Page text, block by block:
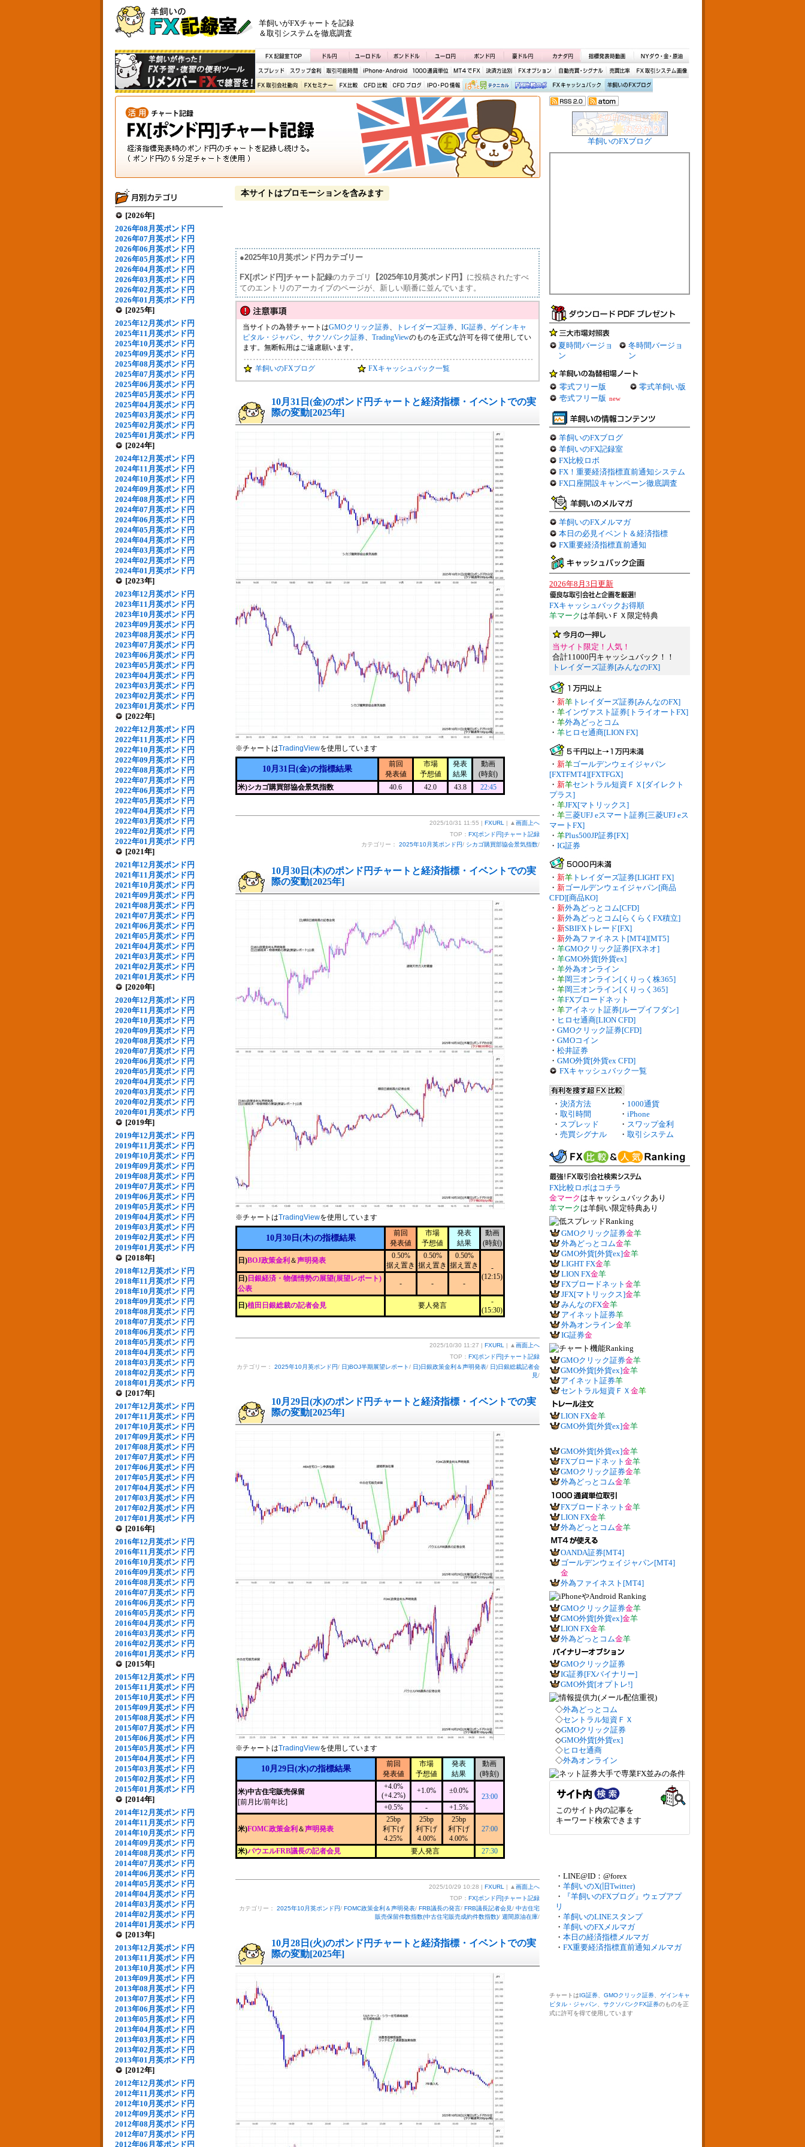
羊飼いがFXチャートを記録
＆取引システムを徹底調査
[2026年]
2026年08月英ポンド円
2026年07月英ポンド円
2026年06月英ポンド円
2026年05月英ポンド円
2026年04月英ポンド円
2026年03月英ポンド円
2026年02月英ポンド円
2026年01月英ポンド円
[2025年]
2025年12月英ポンド円
2025年11月英ポンド円
2025年10月英ポンド円
2025年09月英ポンド円
2025年08月英ポンド円
2025年07月英ポンド円
2025年06月英ポンド円
2025年05月英ポンド円
2025年04月英ポンド円
2025年03月英ポンド円
2025年02月英ポンド円
2025年01月英ポンド円
[2024年]
2024年12月英ポンド円
2024年11月英ポンド円
2024年10月英ポンド円
2024年09月英ポンド円
2024年08月英ポンド円
2024年07月英ポンド円
2024年06月英ポンド円
2024年05月英ポンド円
2024年04月英ポンド円
2024年03月英ポンド円
2024年02月英ポンド円
2024年01月英ポンド円
[2023年]
2023年12月英ポンド円
2023年11月英ポンド円
2023年10月英ポンド円
2023年09月英ポンド円
2023年08月英ポンド円
2023年07月英ポンド円
2023年06月英ポンド円
2023年05月英ポンド円
2023年04月英ポンド円
2023年03月英ポンド円
2023年02月英ポンド円
2023年01月英ポンド円
[2022年]
2022年12月英ポンド円
2022年11月英ポンド円
2022年10月英ポンド円
2022年09月英ポンド円
2022年08月英ポンド円
2022年07月英ポンド円
2022年06月英ポンド円
2022年05月英ポンド円
2022年04月英ポンド円
2022年03月英ポンド円
2022年02月英ポンド円
2022年01月英ポンド円
[2021年]
2021年12月英ポンド円
2021年11月英ポンド円
2021年10月英ポンド円
2021年09月英ポンド円
2021年08月英ポンド円
2021年07月英ポンド円
2021年06月英ポンド円
2021年05月英ポンド円
2021年04月英ポンド円
2021年03月英ポンド円
2021年02月英ポンド円
2021年01月英ポンド円
[2020年]
2020年12月英ポンド円
2020年11月英ポンド円
2020年10月英ポンド円
2020年09月英ポンド円
2020年08月英ポンド円
2020年07月英ポンド円
2020年06月英ポンド円
2020年05月英ポンド円
2020年04月英ポンド円
2020年03月英ポンド円
2020年02月英ポンド円
2020年01月英ポンド円
[2019年]
2019年12月英ポンド円
2019年11月英ポンド円
2019年10月英ポンド円
2019年09月英ポンド円
2019年08月英ポンド円
2019年07月英ポンド円
2019年06月英ポンド円
2019年05月英ポンド円
2019年04月英ポンド円
2019年03月英ポンド円
2019年02月英ポンド円
2019年01月英ポンド円
[2018年]
2018年12月英ポンド円
2018年11月英ポンド円
2018年10月英ポンド円
2018年09月英ポンド円
2018年08月英ポンド円
2018年07月英ポンド円
2018年06月英ポンド円
2018年05月英ポンド円
2018年04月英ポンド円
2018年03月英ポンド円
2018年02月英ポンド円
2018年01月英ポンド円
[2017年]
2017年12月英ポンド円
2017年11月英ポンド円
2017年10月英ポンド円
2017年09月英ポンド円
2017年08月英ポンド円
2017年07月英ポンド円
2017年06月英ポンド円
2017年05月英ポンド円
2017年04月英ポンド円
2017年03月英ポンド円
2017年02月英ポンド円
2017年01月英ポンド円
[2016年]
2016年12月英ポンド円
2016年11月英ポンド円
2016年10月英ポンド円
2016年09月英ポンド円
2016年08月英ポンド円
2016年07月英ポンド円
2016年06月英ポンド円
2016年05月英ポンド円
2016年04月英ポンド円
2016年03月英ポンド円
2016年02月英ポンド円
2016年01月英ポンド円
[2015年]
2015年12月英ポンド円
2015年11月英ポンド円
2015年10月英ポンド円
2015年09月英ポンド円
2015年08月英ポンド円
2015年07月英ポンド円
2015年06月英ポンド円
2015年05月英ポンド円
2015年04月英ポンド円
2015年03月英ポンド円
2015年02月英ポンド円
2015年01月英ポンド円
[2014年]
2014年12月英ポンド円
2014年11月英ポンド円
2014年10月英ポンド円
2014年09月英ポンド円
2014年08月英ポンド円
2014年07月英ポンド円
2014年06月英ポンド円
2014年05月英ポンド円
2014年04月英ポンド円
2014年03月英ポンド円
2014年02月英ポンド円
2014年01月英ポンド円
[2013年]
2013年12月英ポンド円
2013年11月英ポンド円
2013年10月英ポンド円
2013年09月英ポンド円
2013年08月英ポンド円
2013年07月英ポンド円
2013年06月英ポンド円
2013年05月英ポンド円
2013年04月英ポンド円
2013年03月英ポンド円
2013年02月英ポンド円
2013年01月英ポンド円
[2012年]
2012年12月英ポンド円
2012年11月英ポンド円
2012年10月英ポンド円
2012年09月英ポンド円
2012年08月英ポンド円
2012年07月英ポンド円
2012年06月英ポンド円
本サイトはプロモーションを含みます
●2025年10月英ポンド円カテゴリー
FX[ポンド円]チャート記録のカテゴリ 【2025年10月英ポンド円】 に投稿されたすべ
てのエントリのアーカイブのページが、新しい順番に並んでいます。
当サイトの為替チャートはGMOクリック証券、 トレイダーズ証券、 IG証券、 ゲインキャ
ピタル・ジャパン、 サクソバンク証券、 TradingViewのものを正式な許可を得て使用してい
ます。無断転用はご遠慮願います。
羊飼いのFXブログ FXキャッシュバック一覧
10月31日(金)のポンド円チャートと経済指標・イベントでの実
際の変動[2025年]
※チャートはTradingViewを使用しています
10月31日(金)の指標結果
前回
発表値
市場
予想値
発表
結果
動画
(時刻)
米)シカゴ購買部協会景気指数
40.6 42.0 43.8 22:45
2025/10/31 11:55 | FXURL | ▲ 画面上へ
TOP： FX[ポンド円]チャート記録
カテゴリー： 2025年10月英ポンド円/ シカゴ購買部協会景気指数/
10月30日(木)のポンド円チャートと経済指標・イベントでの実
際の変動[2025年]
※チャートはTradingViewを使用しています
10月30日(木)の指標結果
前回
発表値
市場
予想値
発表
結果
動画
(時刻)
日)BOJ政策金利 ＆声明発表
0.50%
据え置き
0.50%
据え置き
0.50%
据え置き
-
(12:15)
日) 日銀経済・物価情勢の展望(展望レポート)
公表
- - -
日)植田日銀総裁の記者会見 要人発言
-
(15:30)
2025/10/30 11:27 | FXURL | ▲ 画面上へ
TOP： FX[ポンド円]チャート記録
カテゴリー： 2025年10月英ポンド円/ 日)BOJ半期展望レポート/ 日)日銀政策金利＆声明発表/ 日)日銀総裁記者会
見/
10月29日(水)のポンド円チャートと経済指標・イベントでの実
際の変動[2025年]
※チャートはTradingViewを使用しています
10月29日(水)の指標結果
前回
発表値
市場
予想値
発表
結果
動画
(時刻)
米)中古住宅販売保留
[前月比/前年比]
+4.0%
(+4.2%)
+1.0% ±0.0%
23:00
+0.5%
- +1.5%
米)FOMC政策金利 ＆声明発表
25bp
利下げ
4.25%
25bp
利下げ
4.00%
25bp
利下げ
4.00%
27:00
米)パウエルFRB議長の記者会見 要人発言 27:30
2025/10/29 10:28 | FXURL | ▲ 画面上へ
TOP： FX[ポンド円]チャート記録
カテゴリー： 2025年10月英ポンド円/ FOMC政策金利＆声明発表/ FRB議長の発言/ FRB議長記者会見/ 中古住宅
販売保留件数指数(中古住宅販売成約件数指数)/ 週間原油在庫/
10月28日(火)のポンド円チャートと経済指標・イベントでの実
際の変動[2025年]
羊飼いのFXブログ
夏時間バージョ
ン
冬時間バージョ
ン
零式フリー版
零式羊飼い版
壱式フリー版 new
羊飼いのFXブログ
羊飼いのFX記録室
FX比較ロボ
FX！重要経済指標直前通知システム
FX口座開設キャンペーン徹底調査
羊飼いのFXメルマガ
本日の必見イベント＆経済指標
FX重要経済指標直前通知
2026年8月3日更新
FXキャッシュバックお得順
羊マーク は羊飼いＦＸ限定特典
当サイト限定！人気！
合計11000円キャッシュバック！！
トレイダーズ証券[みんなのFX]
・ 新羊 トレイダーズ証券[みんなのFX]
・ 羊インヴァスト証券[トライオートFX]
・ 羊外為どっとコム
・ 羊ヒロセ通商[LION FX]
・ 新羊ゴールデンウェイジャパン
[FXTFMT4][FXTFGX]
・ 新羊セントラル短資ＦＸ[ダイレクト
プラス]
・ 羊JFX[マトリックス]
・ 羊三菱UFJ eスマート証券[三菱UFJ eス
マートFX]
・ 羊Plus500JP証券[FX]
・ IG証券
・ 新羊 トレイダーズ証券[LIGHT FX]
・ 新ゴールデンウェイジャパン[商品
CFD][商品KO]
・ 新外為どっとコム[CFD]
・ 新外為どっとコム[らくらくFX積立]
・ 新SBIFXトレード[FX]
・ 新外為ファイネスト[MT4][MT5]
・ 羊GMOクリック証券[FXネオ]
・ 羊GMO外貨[外貨ex]
・ 羊外為オンライン
・ 羊岡三オンライン[くりっく株365]
・ 羊岡三オンライン[くりっく365]
・ 羊FXブロードネット
・ 羊アイネット証券[ループイフダン]
・ ヒロセ通商[LION CFD]
・ GMOクリック証券[CFD]
・ GMOコイン
・ 松井証券
・ GMO外貨[外貨ex CFD]
FXキャッシュバック一覧
・ 決済方法 ・ 1000通貨
・ 取引時間 ・ iPhone
・ スプレッド ・ スワップ金利
・ 売買シグナル ・ 取引システム
FX比較ロボはコチラ
金マーク はキャッシュバックあり
羊マーク は羊飼い限定特典あり
GMOクリック証券金羊
外為どっとコム金羊
GMO外貨[外貨ex]金羊
LIGHT FX金羊
LION FX金羊
FXブロードネット 金羊
JFX[マトリックス]金羊
みんなのFX金羊
アイネット証券羊
外為オンライン金羊
IG証券金
GMOクリック証券金羊
GMO外貨[外貨ex]金羊
アイネット証券羊
セントラル短資ＦＸ 金羊
LION FX金羊
GMO外貨[外貨ex]金羊
GMO外貨[外貨ex]金羊
FXブロードネット 金羊
GMOクリック証券金羊
外為どっとコム金羊
FXブロードネット 金羊
LION FX金羊
外為どっとコム金羊
OANDA証券[MT4]
ゴールデンウェイジャパン[MT4]
金
外為ファイネスト[MT4]
GMOクリック証券金羊
GMO外貨[外貨ex]金羊
LION FX金羊
外為どっとコム金羊
GMOクリック証券
IG証券[FXバイナリー]
GMO外貨[オプトレ!]
◇外為どっとコム
◇セントラル短資ＦＸ
◇GMOクリック証券
◇GMO外貨[外貨ex]
◇ヒロセ通商
◇外為オンライン
このサイト内の記事を
キーワード検索できます
・LINE@ID：@forex
・ 羊飼いのX(旧Twitter)
・
『羊飼いのFXブログ』ウェブアプ
リ
・ 羊飼いのLINEスタンプ
・ 羊飼いのFXメルマガ
・ 本日の経済指標メルマガ
・ FX重要経済指標直前通知メルマガ
チャートはIG証券 GMOクリック証券
ゲインキャ
ピタル・ジャパン
サクソバンクFX証券のものを正
式に許可を得て使用しています